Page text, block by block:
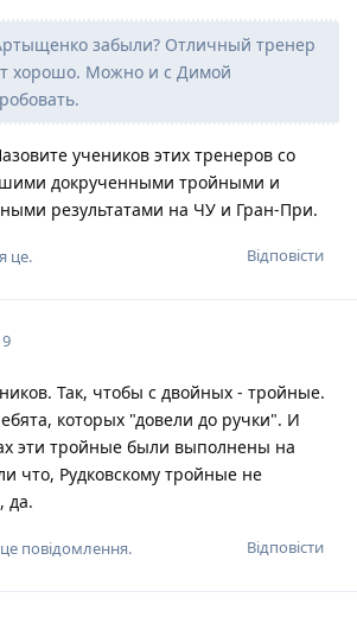
забыли? Отличный тренер
хорошо. Можно и с Димой
учеников этих тренеров со
докрученными тройными и
результатами на ЧУ и Гран-При.
Відповісти
це.
Так, чтобы с двойных - тройные.
которых "довели до ручки". И
эти тройные были выполнены на
что, Рудковскому тройные не
да.
Відповісти
це повідомлення.